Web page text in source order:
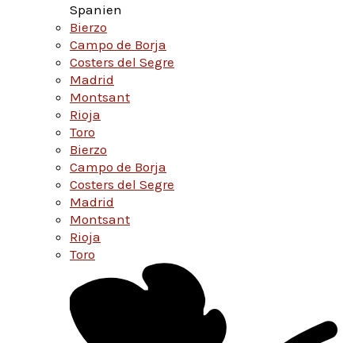
Spanien
Bierzo
Campo de Borja
Costers del Segre
Madrid
Montsant
Rioja
Toro
Bierzo
Campo de Borja
Costers del Segre
Madrid
Montsant
Rioja
Toro